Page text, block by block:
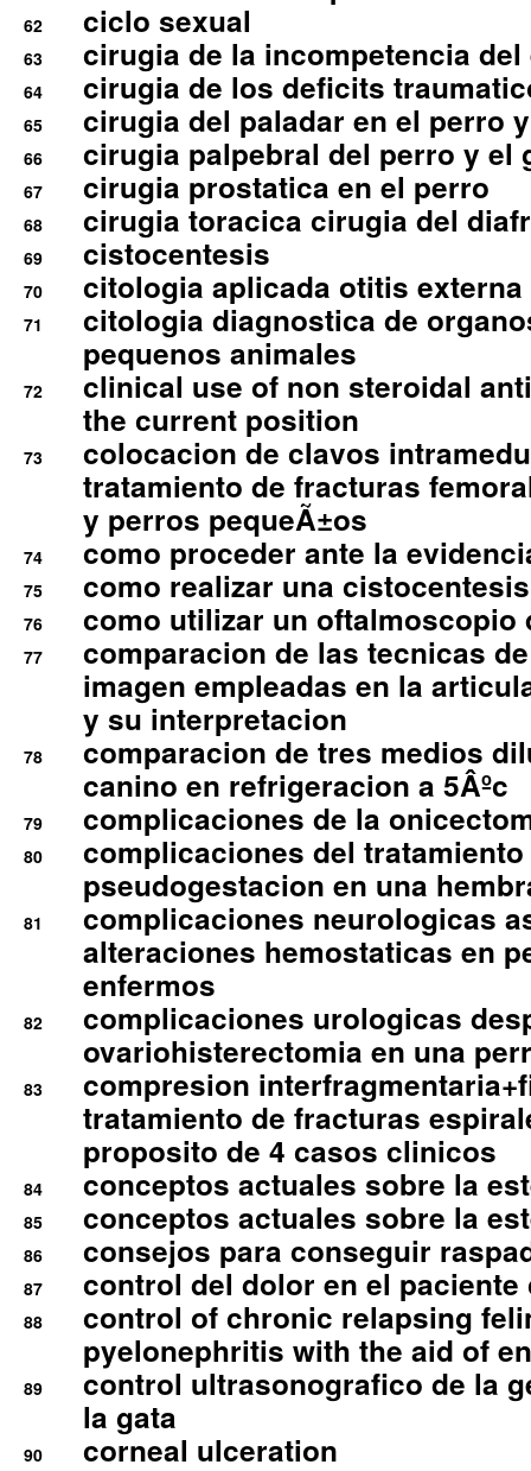
62 ciclo sexual
63 cirugia de la incompetencia
64 cirugia de los deficits
65 cirugia del paladar en el perro
66 cirugia palpebral del perro y el
67 cirugia prostatica en el perro
68 cirugia toracica cirugia del
69 cistocentesis
70 citologia aplicada otitis externa
71
citologia diagnostica de
pequenos animales
72
clinical use of non steroidal
the current position
73
colocacion de clavos
tratamiento de fracturas
y perros pequeÃ±os
74 como proceder ante la
75 como realizar una
76 como utilizar un oftalmoscopio
77
comparacion de las tecnicas
imagen empleadas en la
y su interpretacion
78
comparacion de tres medios
canino en refrigeracion a 5Âºc
79 complicaciones de la
80
complicaciones del
pseudogestacion en una
81
complicaciones neurologicas
alteraciones hemostaticas en
enfermos
82
complicaciones urologicas
ovariohisterectomia en una
83
compresion
tratamiento de fracturas
proposito de 4 casos clinicos
84 conceptos actuales sobre la
85 conceptos actuales sobre la
86 consejos para conseguir
87 control del dolor en el
88
control of chronic relapsing
pyelonephritis with the aid of
89
control ultrasonografico de la
la gata
90 corneal ulceration